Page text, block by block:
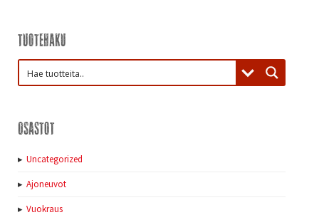
Tuotehaku
Osastot
Uncategorized
Ajoneuvot
Vuokraus